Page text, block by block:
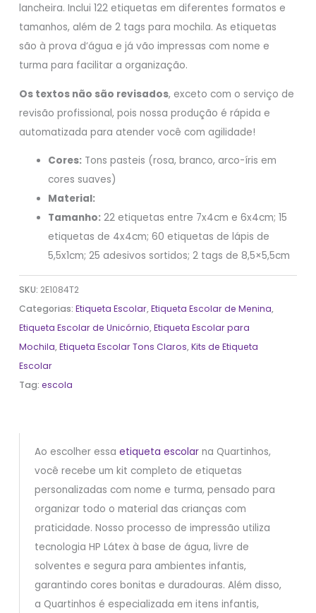
lancheira. Inclui 122 etiquetas em diferentes formatos e
tamanhos, além de 2 tags para mochila. As etiquetas
são à prova d’água e já vão impressas com nome e
turma para facilitar a organização.
Os textos não são revisados, exceto com o serviço de
revisão profissional, pois nossa produção é rápida e
automatizada para atender você com agilidade!
Cores: Tons pasteis (rosa, branco, arco-íris em
cores suaves)
Material:
Tamanho: 22 etiquetas entre 7x4cm e 6x4cm; 15
etiquetas de 4x4cm; 60 etiquetas de lápis de
5,5x1cm; 25 adesivos sortidos; 2 tags de 8,5×5,5cm
SKU: 2E1084T2
Categorias:Etiqueta Escolar,Etiqueta Escolar de Menina,
Etiqueta Escolar de Unicórnio,Etiqueta Escolar para
Mochila,Etiqueta Escolar Tons Claros,Kits de Etiqueta
Escolar
Tag:escola
Ao escolher essa etiqueta escolarna Quartinhos,
você recebe um kit completo de etiquetas
personalizadas com nome e turma, pensado para
organizar todo o material das crianças com
praticidade. Nosso processo de impressão utiliza
tecnologia HP Látex à base de água, livre de
solventes e segura para ambientes infantis,
garantindo cores bonitas e duradouras. Além disso,
a Quartinhos é especializada em itens infantis,